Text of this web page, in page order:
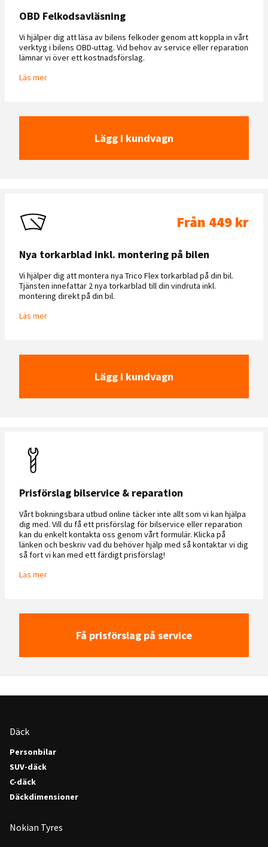
OBD Felkodsavläsning
Vi hjälper dig att läsa av bilens felkoder genom att koppla in vårt
verktyg i bilens OBD-uttag. Vid behov av service eller reparation
lämnar vi över ett kostnadsförslag.
Läs mer
Lägg i kundvagn
Nya torkarblad inkl. montering på bilen
Från 449 kr
Vi hjälper dig att montera nya Trico Flex torkarblad på din bil.
Tjänsten innefattar 2 nya torkarblad till din vindruta inkl.
montering direkt på din bil.
Läs mer
Lägg i kundvagn
Prisförslag bilservice & reparation
Vårt bokningsbara utbud online täcker inte allt som vi kan hjälpa
dig med. Vill du få ett prisförslag för bilservice eller reparation
kan du enkelt kontakta oss genom vårt formulär. Klicka på
länken och beskriv vad du behöver hjälp med så kontaktar vi dig
så fort vi kan med ett färdigt prisförslag!
Läs mer
Få prisförslag på service
Däck
Personbilar
SUV-däck
C-däck
Däckdimensioner
Nokian Tyres